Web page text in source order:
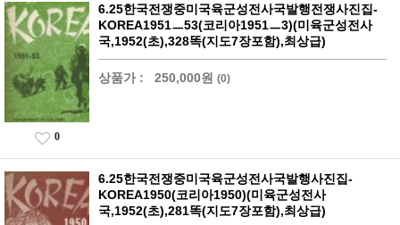
6.25한국전쟁중미국육군성전사국발행전쟁사진집-
KOREA1951ㅡ53(코리아1951ㅡ3)(미육군성전사
국,1952(초),328똑(지도7장포함),최상급)
상품가 : 250,000원 (0)
0
6.25한국전쟁중미국육군성전사국발행사진집-
KOREA1950(코리아1950)(미육군성전사
국,1952(초),281똑(지도7장포함),최상급)